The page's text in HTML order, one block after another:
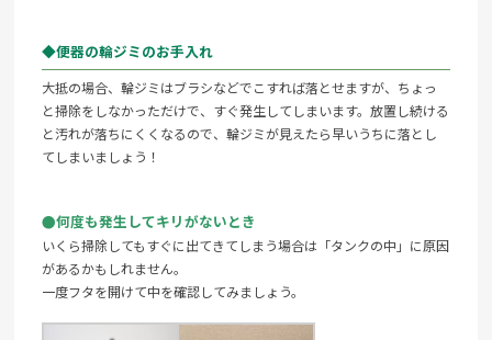
◆便器の輪ジミのお手入れ
大抵の場合、輪ジミはブラシなどでこすれば落とせますが、ちょっ
と掃除をしなかっただけで、すぐ発生してしまいます。放置し続ける
と汚れが落ちにくくなるので、輪ジミが見えたら早いうちに落とし
てしまいましょう！
●何度も発生してキリがないとき
いくら掃除してもすぐに出てきてしまう場合は「タンクの中」に原因
があるかもしれません。
一度フタを開けて中を確認してみましょう。